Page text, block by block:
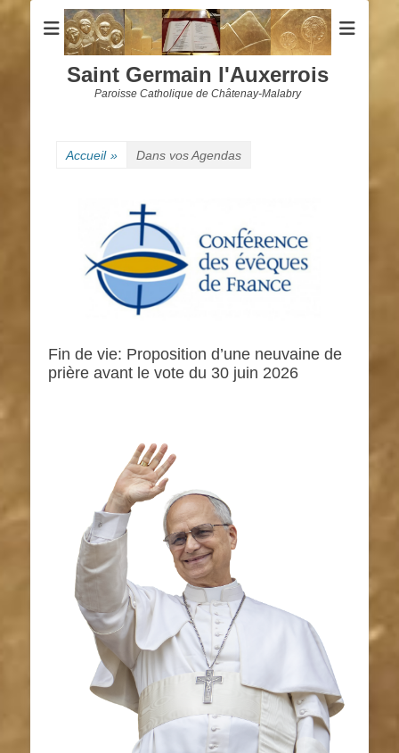
Saint Germain l'Auxerrois
Paroisse Catholique de Châtenay-Malabry
Accueil » Dans vos Agendas
Fin de vie: Proposition d’une neuvaine de
prière avant le vote du 30 juin 2026